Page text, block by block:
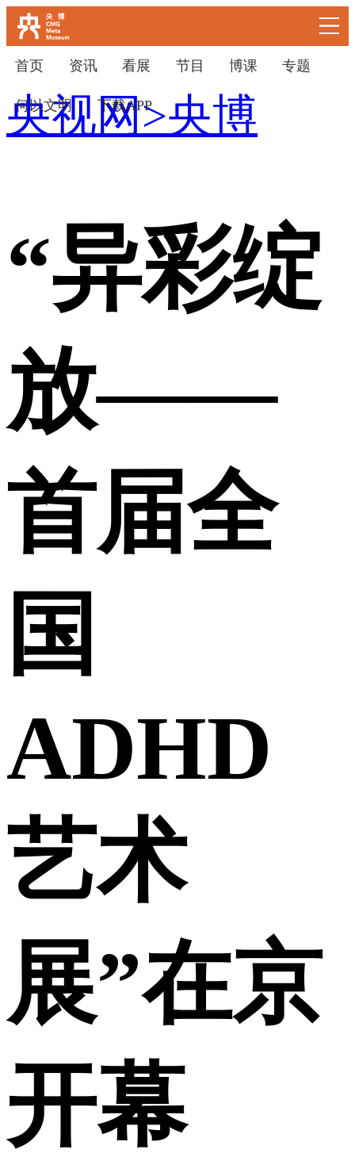
首页 资讯 看展 节目 博课 专题
何以文明 下载APP
下次自动登录
使用合作网站账号登录
央视网>央博
“异彩绽
放——
首届全
国
ADHD
艺术
展”在京
开幕​